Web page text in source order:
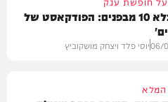
הצצה לכלא 10 מבפנים: הפודקאסט של
06/יוסי פלד ויצחק מושקוביץ
המלא